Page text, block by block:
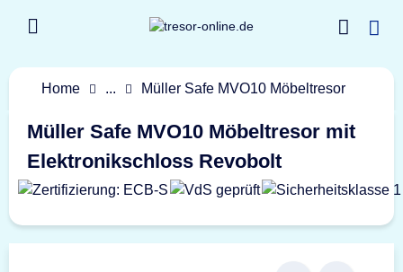
Home ... Müller Safe MVO10 Möbeltresor
Müller Safe MVO10 Möbeltresor mit
Elektronikschloss Revobolt